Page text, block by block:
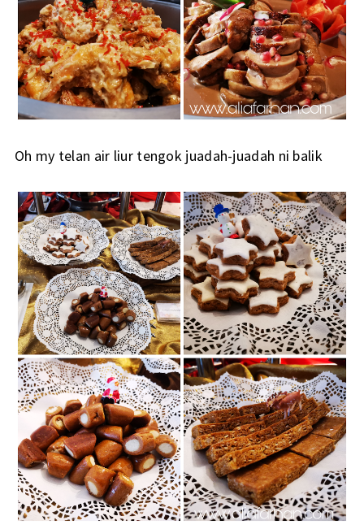
Oh my telan air liur tengok juadah-juadah ni balik